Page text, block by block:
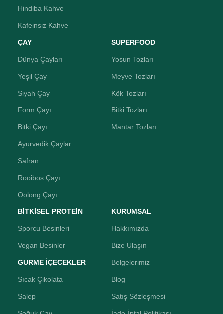
Hindiba Kahve
Kafeinsiz Kahve
ÇAY
Dünya Çayları
Yeşil Çay
Siyah Çay
Form Çayı
Bitki Çayı
Ayurvedik Çaylar
Safran
Rooibos Çayı
Oolong Çayı
SUPERFOOD
Yosun Tozları
Meyve Tozları
Kök Tozları
Bitki Tozları
Mantar Tozları
BİTKİSEL PROTEİN
Sporcu Besinleri
Vegan Besinler
GURME İÇECEKLER
Sıcak Çikolata
Salep
KURUMSAL
Hakkımızda
Bize Ulaşın
Belgelerimiz
Blog
Satış Sözleşmesi